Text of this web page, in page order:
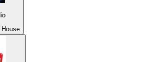
House